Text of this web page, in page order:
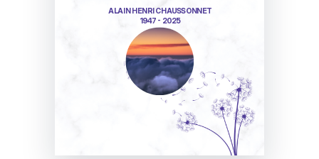
ALAIN HENRI CHAUSSONNET
1947 - 2025